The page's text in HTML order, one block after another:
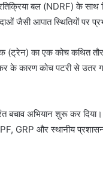
बल (NDRF) के
आपात स्थितियों पर
(ट्रेन) का एक कोच कथित
के कारण कोच पटरी से
बचाव अभियान शुरू कर
GRP और स्थानीय